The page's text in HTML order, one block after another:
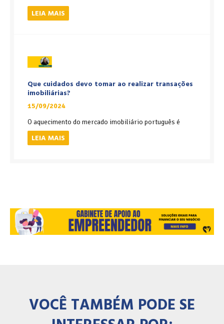
LEIA MAIS
Que cuidados devo tomar ao realizar transações
imobiliárias?
15/09/2024
O aquecimento do mercado imobiliário português é
LEIA MAIS
VOCÊ TAMBÉM PODE SE